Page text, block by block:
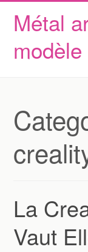
Métal
modèle
Skip to content
Accueil
Conditions d’utilisation
La
Vaut